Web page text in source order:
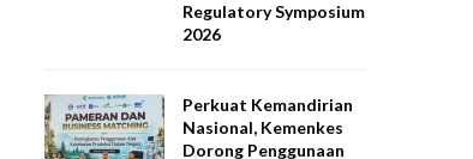
Regulatory Symposium
2026
Perkuat Kemandirian
Nasional, Kemenkes
Dorong Penggunaan